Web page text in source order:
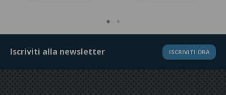
Iscriviti alla newsletter ISCRIVITI ORA